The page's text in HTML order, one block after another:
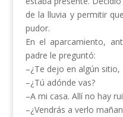
de la lluvia y permitir
pudor.
En el aparcamiento,
padre le preguntó:
–¿Te dejo en algún sitio,
–¿Tú adónde vas?
–A mi casa. Allí no hay
–¿Vendrás a verlo